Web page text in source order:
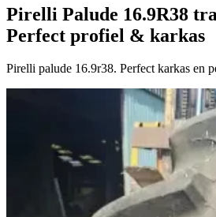
Pirelli Palude 16.9R38
Perfect profiel & karkas
Pirelli palude 16.9r38. Perfect karkas en